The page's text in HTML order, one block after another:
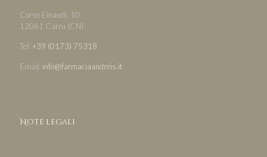
Corso Einaudi, 10
12061 Carrù (CN)
Tel: +39 (0173) 75318
Email: info@farmaciaandreis.it
Note legali